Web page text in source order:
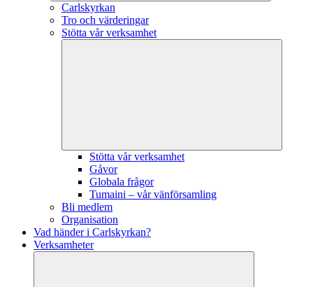
Carlskyrkan
Tro och värderingar
Stötta vår verksamhet
Stötta vår verksamhet
Gåvor
Globala frågor
Tumaini – vår vänförsamling
Bli medlem
Organisation
Vad händer i Carlskyrkan?
Verksamheter